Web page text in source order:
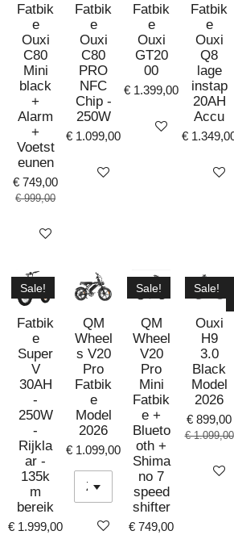
Fatbik
e
Ouxi
C80
Mini
black
+
Alarm
+
Voetst
eunen
€ 749,00
€ 999,00
Bekijk details
Fatbik
e
Ouxi
C80
PRO
NFC
Chip -
250W
€ 1.099,00
Bekijk details
Fatbik
e
Ouxi
GT20
00
€ 1.399,00
Bekijk details
Fatbik
e
Ouxi
Q8
lage
instap
20AH
Accu
€
Bekijk
Sale!
Fatbik
e
Super
V
30AH
-
250W
-
Rijkla
ar -
135k
m
bereik
€ 1.999,00
QM
Wheel
s V20
Pro
Fatbik
e
Model
2026
€ 1.099,00
Bekijk details
Sale!
QM
Wheel
V20
Pro
Mini
Fatbik
e +
Blueto
oth +
Shima
no 7
speed
shifter
€ 749,00
Sale!
Ouxi
H9
3.0
Black
Model
2026
€ 899,00
€ 1.099,00
Bekijk